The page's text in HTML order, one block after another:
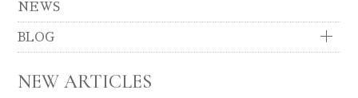
NEWS
BLOG
NEW ARTICLES